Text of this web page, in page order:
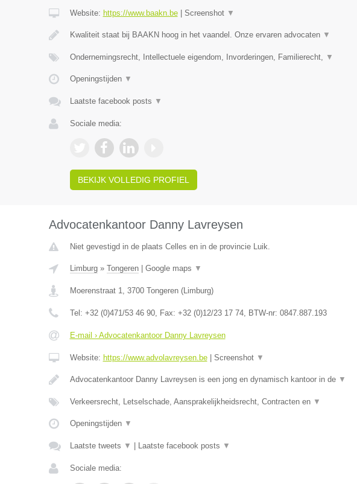
Website: https://www.baakn.be| Screenshot ▼
Kwaliteit staat bij BAAKN hoog in het vaandel. Onze ervaren advocaten ▼
Ondernemingsrecht, Intellectuele eigendom, Invorderingen, Familierecht, ▼
Openingstijden ▼
Laatste facebook posts ▼
Sociale media:
BEKIJK VOLLEDIG PROFIEL
Advocatenkantoor Danny Lavreysen
Niet gevestigd in de plaats Celles en in de provincie Luik.
Limburg» Tongeren| Google maps ▼
Moerenstraat 1, 3700 Tongeren(Limburg)
Tel: +32 (0)471/53 46 90, Fax: +32 (0)12/23 17 74, BTW-nr: 0847.887.193
E-mail › Advocatenkantoor Danny Lavreysen
Website: https://www.advolavreysen.be| Screenshot ▼
Advocatenkantoor Danny Lavreysen is een jong en dynamisch kantoor in de ▼
Verkeersrecht, Letselschade, Aansprakelijkheidsrecht, Contracten en ▼
Openingstijden ▼
Laatste tweets ▼ Laatste facebook posts ▼
Sociale media: